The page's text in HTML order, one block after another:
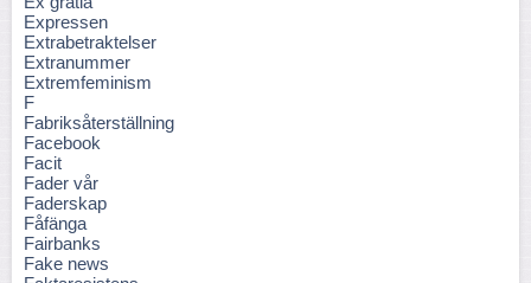
Expressen
Extrabetraktelser
Extranummer
Extremfeminism
F
Fabriksåterställning
Facebook
Facit
Fader vår
Faderskap
Fåfänga
Fairbanks
Fake news